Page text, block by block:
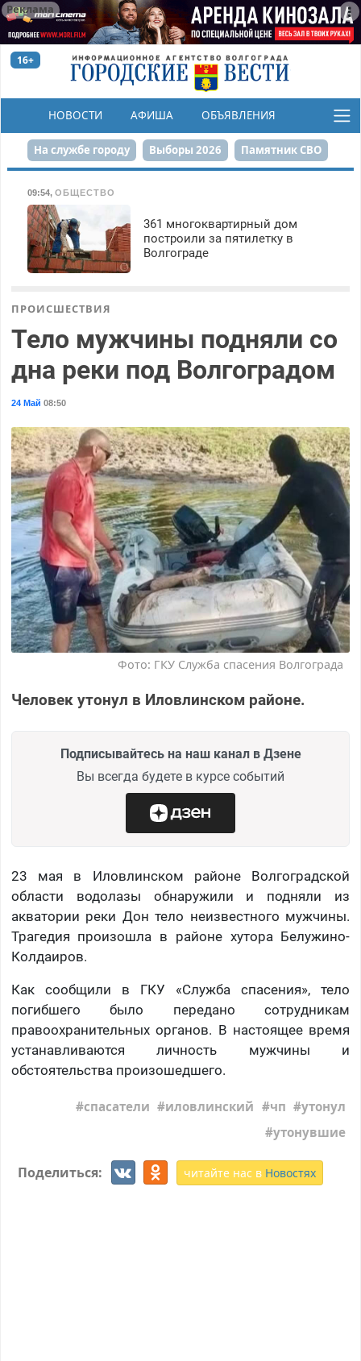
Реклама
16+
НОВОСТИ АФИША ОБЪЯВЛЕНИЯ
КОНКУРСЫ
На службе городу Выборы 2026 Памятник СВО
Набережная День Победы Реконструкция ЦПКиО
80-летие Победы Парк Героев-летчиков
09:54, ОБЩЕСТВО
361 многоквартирный дом
построили за пятилетку в
Волгограде
ПРОИСШЕСТВИЯ
Тело мужчины подняли со
дна реки под Волгоградом
24 Май 08:50
Фото: ГКУ Служба спасения Волгограда
Человек утонул в Иловлинском районе.
Подписывайтесь на наш канал в Дзене
Вы всегда будете в курсе событий
23 мая в Иловлинском районе Волгоградской
области водолазы обнаружили и подняли из
акватории реки Дон тело неизвестного мужчины.
Трагедия произошла в районе хутора Белужино-
Колдаиров.
Как сообщили в ГКУ «Служба спасения», тело
погибшего было передано сотрудникам
правоохранительных органов. В настоящее время
устанавливаются личность мужчины и
обстоятельства произошедшего.
спасатели иловлинский чп
утонул
утонувшие
Поделиться: читайте нас в Новостях